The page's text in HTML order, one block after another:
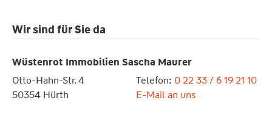
Wir sind für Sie da
Wüstenrot Immobilien Sascha Maurer
Otto-Hahn-Str. 4
50354 Hürth
Telefon: 0 22 33 / 6 19 21 10
E-Mail an uns